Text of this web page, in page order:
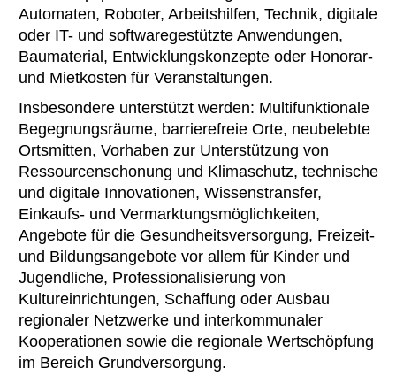
Automaten, Roboter, Arbeitshilfen, Technik, digitale
oder IT- und softwaregestützte Anwendungen,
Baumaterial, Entwicklungskonzepte oder Honorar-
und Mietkosten für Veranstaltungen.
Insbesondere unterstützt werden: Multifunktionale
Begegnungsräume, barrierefreie Orte, neubelebte
Ortsmitten, Vorhaben zur Unterstützung von
Ressourcenschonung und Klimaschutz, technische
und digitale Innovationen, Wissenstransfer,
Einkaufs- und Vermarktungsmöglichkeiten,
Angebote für die Gesundheitsversorgung, Freizeit-
und Bildungsangebote vor allem für Kinder und
Jugendliche, Professionalisierung von
Kultureinrichtungen, Schaffung oder Ausbau
regionaler Netzwerke und interkommunaler
Kooperationen sowie die regionale Wertschöpfung
im Bereich Grundversorgung.